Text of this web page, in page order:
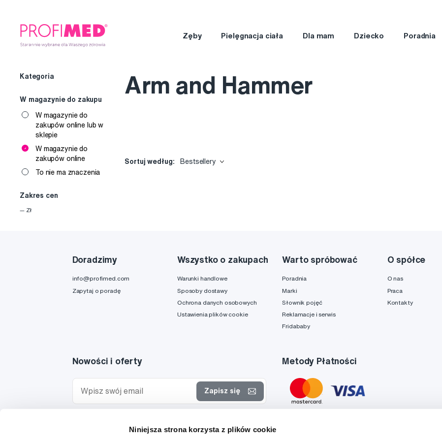
Niniejsza strona korzysta z plików cookie
Zęby Pielęgnacja ciała Dla mam Dziecko Poradnia
Kategoria
W magazynie do zakupu
W magazynie do
zakupów online lub w
sklepie
W magazynie do
zakupów online
To nie ma znaczenia
Zakres cen
—Zł
Arm and Hammer
Sortuj według: Bestsellery
Doradzimy
info@profimed.com
Zapytaj o poradę
Wszystko o zakupach
Warunki handlowe
Sposoby dostawy
Ochrona danych osobowych
Ustawienia plików cookie
Warto spróbować
Poradnia
Marki
Słownik pojęć
Reklamacje i serwis
Fridababy
O spółce
O nas
Praca
Kontakty
Nowości i oferty
Zapisz się
specjalnych i wyrażam zgodę naprzetwarzanie danych
Metody Płatności